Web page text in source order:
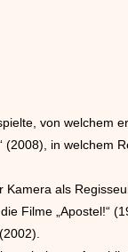
von welchem
in welchem
als
Filme „Apostel!“